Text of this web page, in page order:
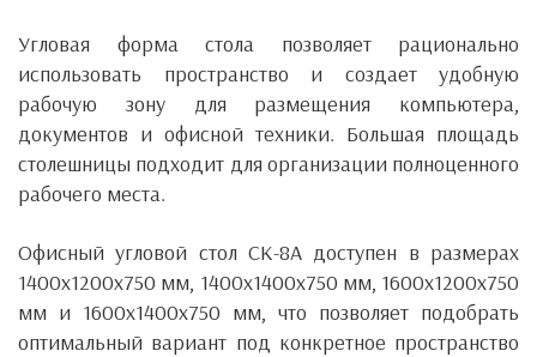
Угловая форма стола позволяет рационально
использовать пространство и создает удобную
рабочую зону для размещения компьютера,
документов и офисной техники. Большая площадь
столешницы подходит для организации полноценного
рабочего места.
Офисный угловой стол СК-8А доступен в размерах
1400x1200x750 мм, 1400x1400x750 мм, 1600x1200x750
мм и 1600x1400x750 мм, что позволяет подобрать
оптимальный вариант под конкретное пространство